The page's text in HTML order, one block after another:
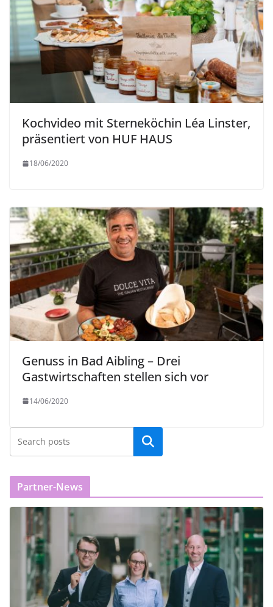
Kochvideo mit Sterneköchin Léa Linster,
präsentiert von HUF HAUS
18/06/2020
Genuss in Bad Aibling – Drei
Gastwirtschaften stellen sich vor
14/06/2020
Partner-News